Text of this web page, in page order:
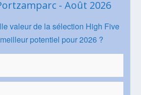
- Août 2026
valeur de la sélection High Five
potentiel pour 2026 ?